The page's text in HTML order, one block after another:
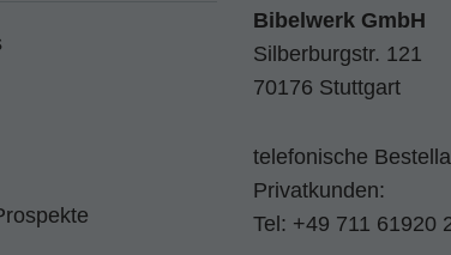
Bibelwerk GmbH
Silberburgstr. 121
70176 Stuttgart
telefonische
Privatkunden:
Tel: +49 711 61920